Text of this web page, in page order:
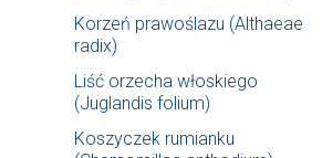
Korzeń prawoślazu (Althaeae
radix)
Liść orzecha włoskiego
(Juglandis folium)
Koszyczek rumianku